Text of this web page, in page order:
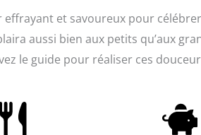
et savoureux pour célébrer
aussi bien aux petits qu’aux
le guide pour réaliser ces